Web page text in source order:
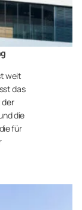
weit
das
der
die
für